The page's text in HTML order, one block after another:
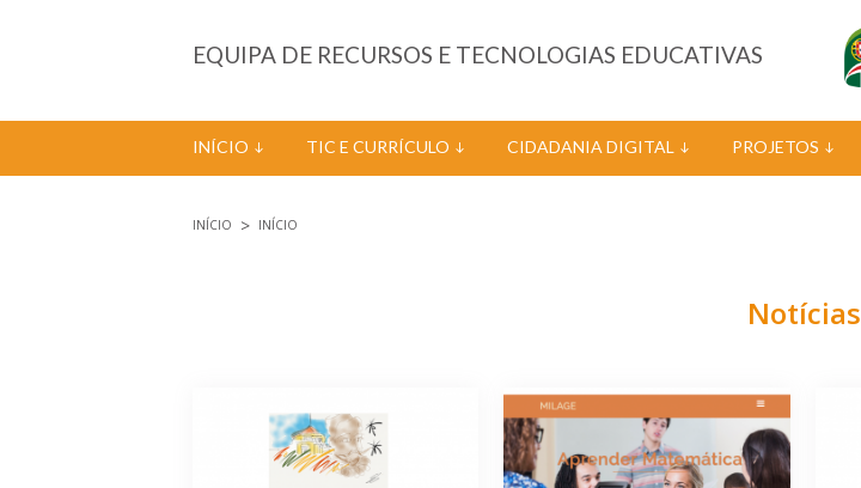
EQUIPA DE RECURSOS E TECNOLOGIAS EDUCATIVAS
INÍCIO TIC E CURRÍCULO CIDADANIA DIGITAL PROJETOS
INÍCIO INÍCIO
Notícias
Páginas